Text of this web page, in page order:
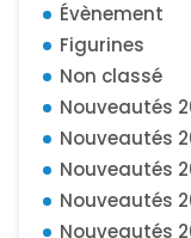
Évènement
Figurines
Non classé
Nouveautés
Nouveautés
Nouveautés
Nouveautés
Nouveautés